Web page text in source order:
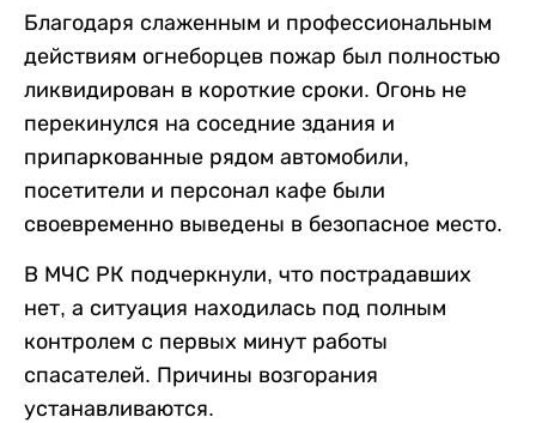
Благодаря слаженным и профессиональным
действиям огнеборцев пожар был полностью
ликвидирован в короткие сроки. Огонь не
перекинулся на соседние здания и
припаркованные рядом автомобили,
посетители и персонал кафе были
своевременно выведены в безопасное место.
В МЧС РК подчеркнули, что пострадавших
нет, а ситуация находилась под полным
контролем с первых минут работы
спасателей. Причины возгорания
устанавливаются.